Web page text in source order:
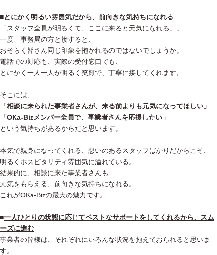
■とにかく明るい雰囲気だから、前向きな気持ちになれる
「スタッフ全員が明るくて、ここに来ると元気になれる」。
一度、事務局の方と接すると、
おそらく皆さん同じ印象を抱かれるのではないでしょうか。
電話での対応も、実際の受付窓口でも、
とにかく一人一人が明るく笑顔で、丁寧に接してくれます。
そこには、
「相談に来られた事業者さんが、来る前よりも元気になってほしい」
「OKa-Bizメンバー全員で、事業者さんを応援したい」
という気持ちがあるからだと思います。
本気で親身になってくれる、想いのあるスタッフばかりだからこそ、
明るくホスピタリティ雰囲気に溢れている。
結果的に、相談に来た事業者さんも
元気をもらえる、前向きな気持ちになれる。
これがOKa-Bizの最大の魅力です。
■一人ひとりの状態に応じてベストなサポートをしてくれるから、スム
ーズに進む
事業者の皆様は、それぞれにいろんな状況を抱えておられると思いま
す。